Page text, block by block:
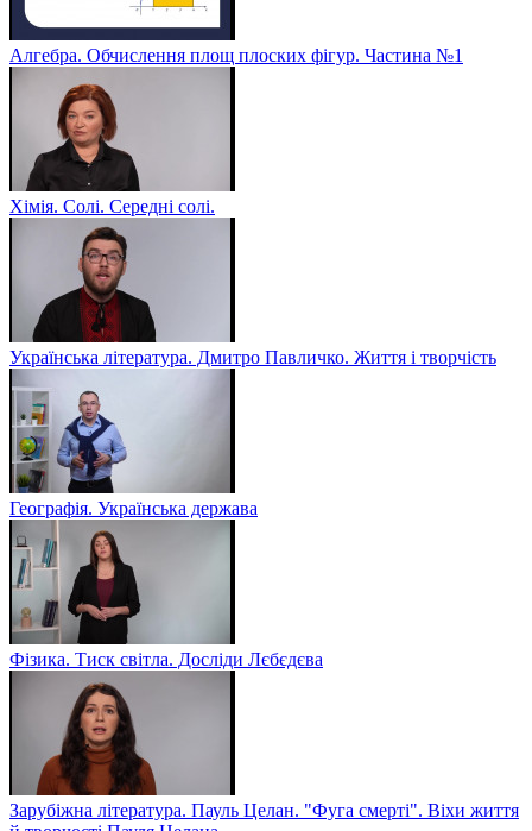
Алгебра. Обчислення площ плоских фігур. Частина №1
Хімія. Солі. Середні солі.
Українська література. Дмитро Павличко. Життя і творчість
Географія. Українська держава
Фізика. Тиск світла. Досліди Лєбєдєва
Зарубіжна література. Пауль Целан. "Фуга смерті". Віхи життя